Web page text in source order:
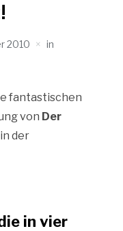
2010
in
fantastischen
von Der
der
in vier